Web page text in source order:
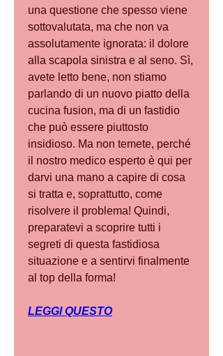
una questione che spesso viene
sottovalutata, ma che non va
assolutamente ignorata: il dolore
alla scapola sinistra e al seno. Sì,
avete letto bene, non stiamo
parlando di un nuovo piatto della
cucina fusion, ma di un fastidio
che può essere piuttosto
insidioso. Ma non temete, perché
il nostro medico esperto è qui per
darvi una mano a capire di cosa
si tratta e, soprattutto, come
risolvere il problema! Quindi,
preparatevi a scoprire tutti i
segreti di questa fastidiosa
situazione e a sentirvi finalmente
al top della forma!
LEGGI QUESTO